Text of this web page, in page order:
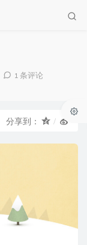
1 条评论
分享到：